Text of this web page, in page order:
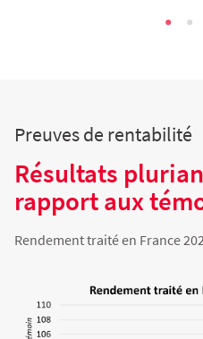
Preuves de rentabilité
Résultats
rapport aux
Rendement traité en France